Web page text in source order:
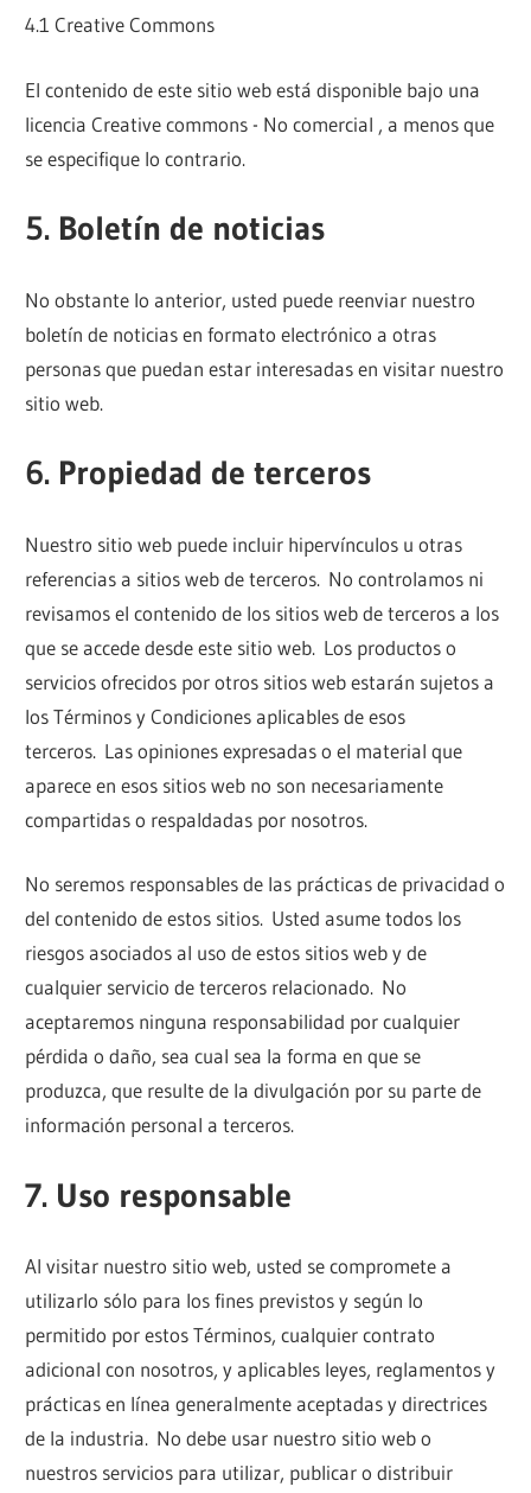
4.1 Creative Commons
El contenido de este sitio web está disponible bajo una
licencia Creative commons - No comercial , a menos que
se especifique lo contrario.
5. Boletín de noticias
No obstante lo anterior, usted puede reenviar nuestro
boletín de noticias en formato electrónico a otras
personas que puedan estar interesadas en visitar nuestro
sitio web.
6. Propiedad de terceros
Nuestro sitio web puede incluir hipervínculos u otras
referencias a sitios web de terceros. No controlamos ni
revisamos el contenido de los sitios web de terceros a los
que se accede desde este sitio web. Los productos o
servicios ofrecidos por otros sitios web estarán sujetos a
los Términos y Condiciones aplicables de esos
terceros. Las opiniones expresadas o el material que
aparece en esos sitios web no son necesariamente
compartidas o respaldadas por nosotros.
No seremos responsables de las prácticas de privacidad o
del contenido de estos sitios. Usted asume todos los
riesgos asociados al uso de estos sitios web y de
cualquier servicio de terceros relacionado. No
aceptaremos ninguna responsabilidad por cualquier
pérdida o daño, sea cual sea la forma en que se
produzca, que resulte de la divulgación por su parte de
información personal a terceros.
7. Uso responsable
Al visitar nuestro sitio web, usted se compromete a
utilizarlo sólo para los fines previstos y según lo
permitido por estos Términos, cualquier contrato
adicional con nosotros, y aplicables leyes, reglamentos y
prácticas en línea generalmente aceptadas y directrices
de la industria. No debe usar nuestro sitio web o
nuestros servicios para utilizar, publicar o distribuir